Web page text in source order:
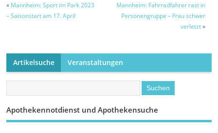
Württembergische
Finale im GC
« Mannheim: Sport im Park 2023
– Saisonstart am 17. April
Mannheim: Fahrradfahrer rast in
Personengruppe – Frau schwer
verletzt»
Artikelsuche Veranstaltungen
Apothekennotdienst und Apothekensuche